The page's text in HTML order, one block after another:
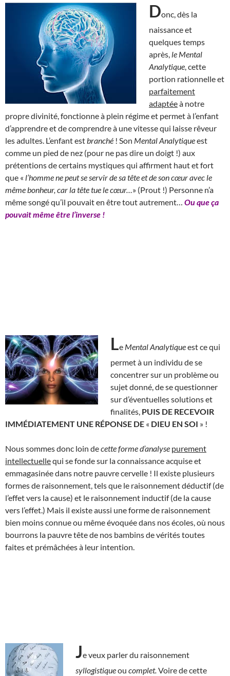
Donc, dès la
naissance et
quelques temps
après, le Mental
Analytique , cette
portion rationnelle et
parfaitement
adaptéeà notre
propre divinité, fonctionne à plein régime et permet à l’enfant
d’apprendre et de comprendre à une vitesse qui laisse rêveur
les adultes. L’enfant est branché ! Son Mental Analytiqueest
comme un pied de nez (pour ne pas dire un doigt !) aux
prétentions de certains mystiques qui affirment haut et fort
que « l’homme ne peut se servir de sa tête et de son cœur avec le
même bonheur, car la tête tue le cœur… » (Prout !) Personne n’a
même songé qu’il pouvait en être tout autrement… Ou que ça
pouvait même être l’inverse !
Le Mental Analytiqueest ce qui
permet à un individu de se
concentrer sur un problème ou
sujet donné, de se questionner
sur d’éventuelles solutions et
finalités, PUIS DE RECEVOIR
IMMÉDIATEMENT UNE RÉPONSE DE « DIEU EN SOI » !
Nous sommes donc loin decette formed’analyse purement
intellectuellequi se fonde sur la connaissance acquise et
emmagasinée dans notre pauvre cervelle ! Il existe plusieurs
formes de raisonnement, tels que le raisonnement déductif (de
l’effet vers la cause) et le raisonnement inductif (de la cause
vers l’effet.) Mais il existe aussi une forme de raisonnement
bien moins connue ou même évoquée dans nos écoles, où nous
bourrons la pauvre tête de nos bambins de vérités toutes
faites et prémâchées à leur intention.
Je veux parler du raisonnement
syllogistiqueou complet. Voire de cette